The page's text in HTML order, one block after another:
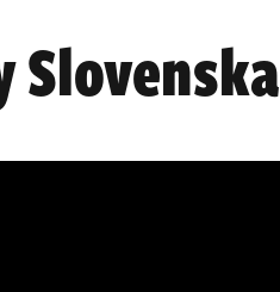
Slovenska